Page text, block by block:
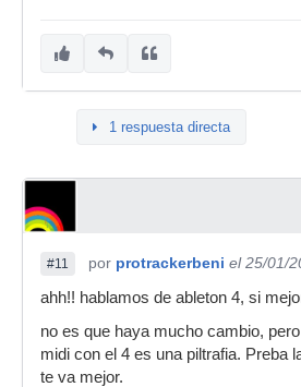
1 respuesta directa
#11 por protrackerbeni el 25/01/
ahh!! hablamos de ableton 4, si
no es que haya mucho cambio,
midi con el 4 es una piltrafia. Preba
te va mejor.